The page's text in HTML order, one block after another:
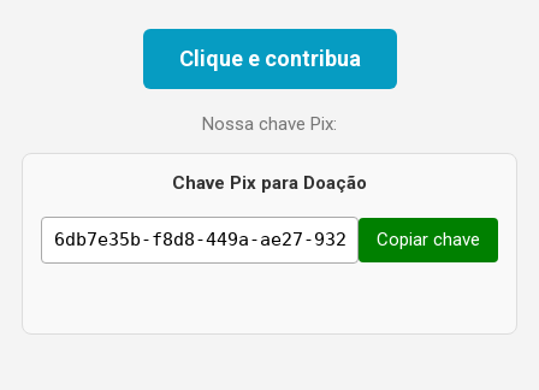
Clique e contribua
Nossa chave Pix:
Chave Pix para Doação
Copiar chave